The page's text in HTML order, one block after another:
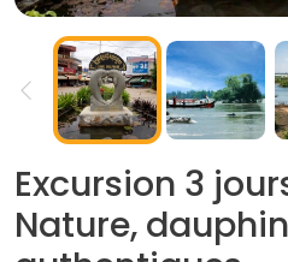
Excursion 3
Nature,